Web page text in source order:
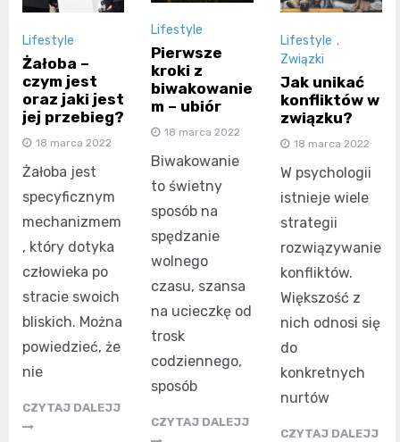
Lifestyle
Żałoba –
czym jest
oraz jaki jest
jej przebieg?
18 marca 2022
Żałoba jest
specyficznym
mechanizmem
, który dotyka
człowieka po
stracie swoich
bliskich. Można
powiedzieć, że
nie
CZYTAJ DALEJJ
Lifestyle
Pierwsze
kroki z
biwakowanie
m – ubiór
18 marca 2022
Biwakowanie
to świetny
sposób na
spędzanie
wolnego
czasu, szansa
na ucieczkę od
trosk
codziennego,
sposób
CZYTAJ DALEJJ
Lifestyle ,
Związki
Jak unikać
konfliktów w
związku?
18 marca 2022
W psychologii
istnieje wiele
strategii
rozwiązywanie
konfliktów.
Większość z
nich odnosi się
do
konkretnych
nurtów
CZYTAJ DALEJJ